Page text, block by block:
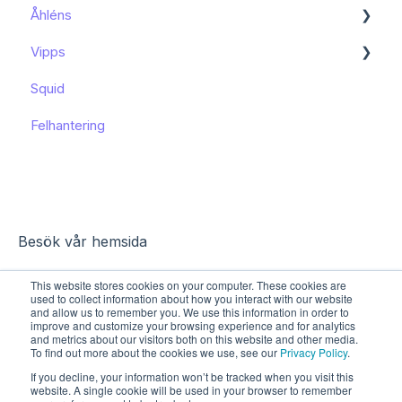
This website stores cookies on your computer. These cookies are
used to collect information about how you interact with our website
and allow us to remember you. We use this information in order to
improve and customize your browsing experience and for analytics
and metrics about our visitors both on this website and other media.
To find out more about the cookies we use, see our Privacy Policy.
If you decline, your information won’t be tracked when you visit this
website. A single cookie will be used in your browser to remember
Kom igång
Åhléns
Kom igång
Funktioner och användning
Kända begränsningar
Vipps
Funktioner och användning
Squid
Felhantering
Besök vår hemsida